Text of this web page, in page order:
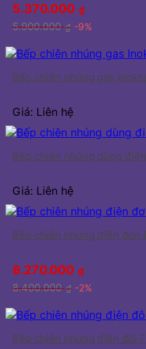
5.370.000 ₫
5.900.000₫ -9%
Bếp chiên nhúng gas
Giá: Liên hệ
Bếp chiên nhúng dùng
Giá: Liên hệ
Bếp chiên nhúng điện đơn
8.270.000 ₫
8.400.000₫ -2%
Bếp chiên nhúng điện đôi